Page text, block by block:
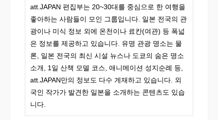
att.JAPAN 편집부는 20~30대를 중심으로 한 여행을
좋아하는 사람들이 모인 그룹입니다. 일본 전국의 관
광이나 미식 정보 외에 온천이나 료칸(여관) 등 폭넓
은 정보를 제공하고 있습니다. 유명 관광 명소는 물
론, 일본 전국의 최신 시설 뉴스나 도쿄의 숨은 명소
소개, 1일 산책 모델 코스, 애니메이션 성지순례 등,
att.JAPAN만의 정보도 다수 게재하고 있습니다. 외
국인 작가가 발견한 일본을 소개하는 콘텐츠도 있습
니다.